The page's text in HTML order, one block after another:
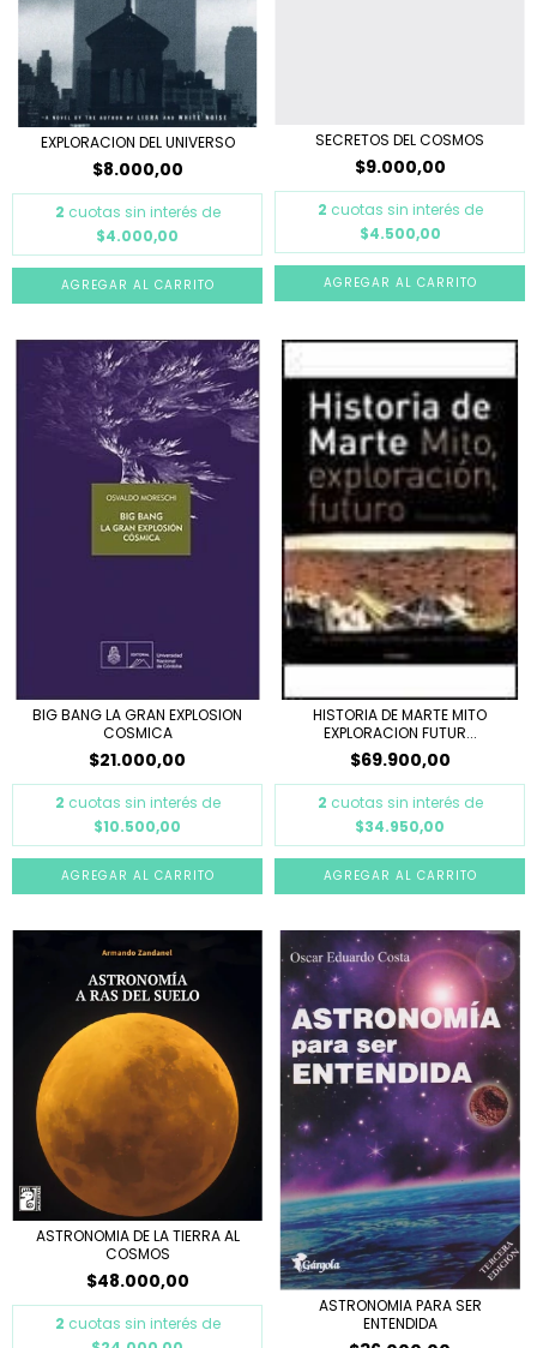
EXPLORACION DEL UNIVERSO
$8.000,00
2 cuotas sin interés de
$4.000,00
SECRETOS DEL COSMOS
$9.000,00
2 cuotas sin interés de
$4.500,00
BIG BANG LA GRAN EXPLOSION
COSMICA
$21.000,00
2 cuotas sin interés de
$10.500,00
HISTORIA DE MARTE MITO
EXPLORACION FUTUR...
$69.900,00
2 cuotas sin interés de
$34.950,00
ASTRONOMIA DE LA TIERRA AL
COSMOS
$48.000,00
2 cuotas sin interés de
ASTRONOMIA PARA SER
ENTENDIDA